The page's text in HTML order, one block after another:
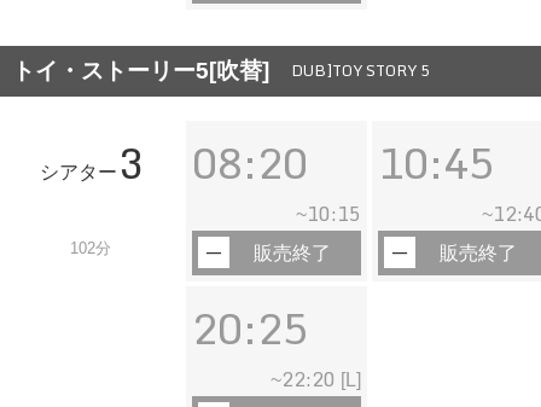
トイ・ストーリー5[吹替] DUB]TOY STORY 5
シアター 3
102分
08:20
~10:15
販売終了
10:45
~
販売終了
20:25
~22:20 [L]